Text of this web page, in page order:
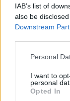
IAB’s list of
also be
Downstream
Please note
not limited to
grant or deny
use your data
Personal
I want to
personal
Opted In
Continua
ABRUZZO